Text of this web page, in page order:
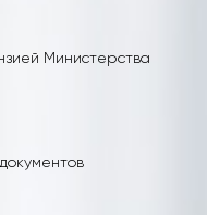
Министерства